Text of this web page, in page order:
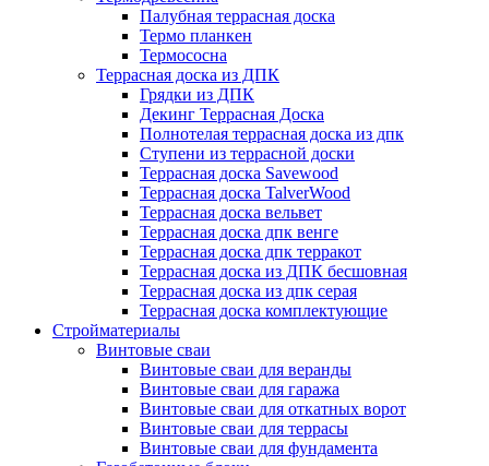
Палубная террасная доска
Термо планкен
Термососна
Террасная доска из ДПК
Грядки из ДПК
Декинг Террасная Доска
Полнотелая террасная доска из дпк
Ступени из террасной доски
Террасная доска Savewood
Террасная доска TalverWood
Террасная доска вельвет
Террасная доска дпк венге
Террасная доска дпк терракот
Террасная доска из ДПК бесшовная
Террасная доска из дпк серая
Террасная доска комплектующие
Стройматериалы
Винтовые сваи
Винтовые сваи для веранды
Винтовые сваи для гаража
Винтовые сваи для откатных ворот
Винтовые сваи для террасы
Винтовые сваи для фундамента